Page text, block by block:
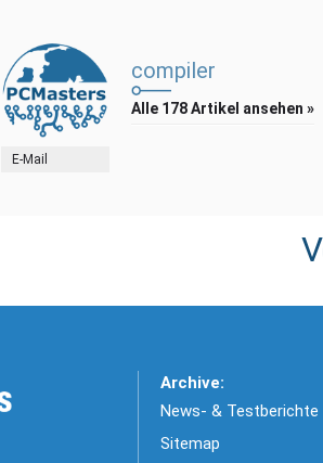
E-Mail
compiler
Alle 178 Artikel ansehen »
Archive:
News- & Testberichte
Sitemap